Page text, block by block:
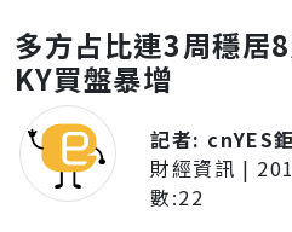
多方占比連3周穩居
KY買盤暴增
記者: cnYES
財經資訊 |
數:22